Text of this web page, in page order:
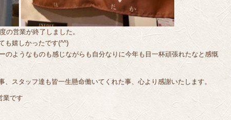
の営業が終了しました。
も嬉しかったです(^^)
のようなものも感じながらも自分なりに今年も目一杯頑張れたなと感慨
スタッフ達も皆一生懸命働いてくれた事、心より感謝いたします。
業です